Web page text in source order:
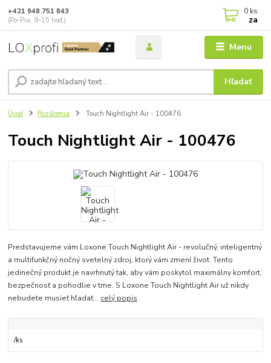
Menu
Hľadať
+421 948 751 843
(Po-Pia, 9-15 hod.)
0 ks
za
Úvod Rozšírenia Touch Nightlight Air - 100476
Touch Nightlight Air - 100476
Predstavujeme vám Loxone Touch Nightlight Air - revolučný, inteligentný
a multifunkčný nočný svetelný zdroj, ktorý vám zmení život. Tento
jedinečný produkt je navrhnutý tak, aby vám poskytol maximálny komfort,
bezpečnosť a pohodlie v tme. S Loxone Touch Nightlight Air už nikdy
nebudete musieť hľadať... celý popis
/ks